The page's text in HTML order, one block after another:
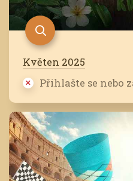
Květen 2025
Přihlašte se nebo